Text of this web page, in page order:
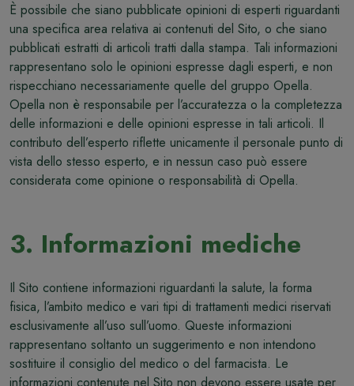
È possibile che siano pubblicate opinioni di esperti riguardanti
una specifica area relativa ai contenuti del Sito, o che siano
pubblicati estratti di articoli tratti dalla stampa. Tali informazioni
rappresentano solo le opinioni espresse dagli esperti, e non
rispecchiano necessariamente quelle del gruppo Opella.
Opella non è responsabile per l’accuratezza o la completezza
delle informazioni e delle opinioni espresse in tali articoli. Il
contributo dell’esperto riflette unicamente il personale punto di
vista dello stesso esperto, e in nessun caso può essere
considerata come opinione o responsabilità di Opella.
3. Informazioni mediche
Il Sito contiene informazioni riguardanti la salute, la forma
fisica, l’ambito medico e vari tipi di trattamenti medici riservati
esclusivamente all’uso sull’uomo. Queste informazioni
rappresentano soltanto un suggerimento e non intendono
sostituire il consiglio del medico o del farmacista. Le